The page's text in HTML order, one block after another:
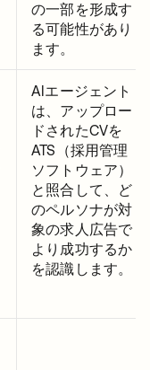
の一部を形成す
る可能性があり
ます。
AIエージェント
は、アップロー
ドされたCVを
ATS（採用管理
ソフトウェア）
と照合して、ど
のペルソナが対
象の求人広告で
より成功するか
を認識します。